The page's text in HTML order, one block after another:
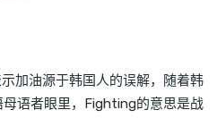
加油源于韩国人的误解，随着韩
语者眼里，Fighting的意思是战